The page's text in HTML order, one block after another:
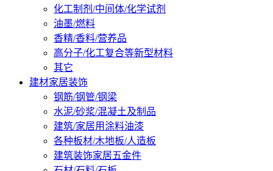
化工制剂/中间体/化学试剂
油墨/燃料
香精/香料/营养品
高分子/化工复合等新型材料
其它
建材家居装饰
钢筋/钢管/钢梁
水泥/砂浆/混凝土及制品
建筑/家居用涂料油漆
各种板材/木地板/人造板
建筑装饰家居五金件